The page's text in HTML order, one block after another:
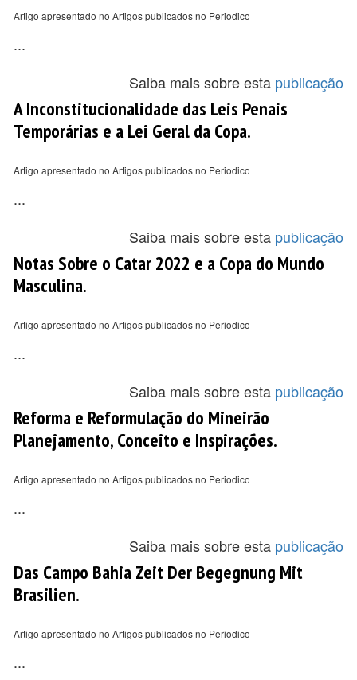
Artigo apresentado no Artigos publicados no Periodico
...
Saiba mais sobre esta publicação
A Inconstitucionalidade das Leis Penais
Temporárias e a Lei Geral da Copa.
Artigo apresentado no Artigos publicados no Periodico
...
Saiba mais sobre esta publicação
Notas Sobre o Catar 2022 e a Copa do Mundo
Masculina.
Artigo apresentado no Artigos publicados no Periodico
...
Saiba mais sobre esta publicação
Reforma e Reformulação do Mineirão
Planejamento, Conceito e Inspirações.
Artigo apresentado no Artigos publicados no Periodico
...
Saiba mais sobre esta publicação
Das Campo Bahia Zeit Der Begegnung Mit
Brasilien.
Artigo apresentado no Artigos publicados no Periodico
...